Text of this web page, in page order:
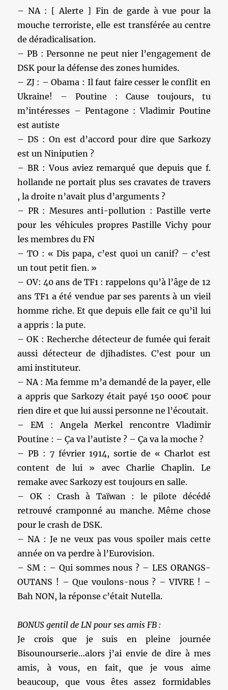
– NA : [ Alerte ] Fin de garde à vue pour la
mouche terroriste, elle est transférée au centre
de déradicalisation.
– PB : Personne ne peut nier l’engagement de
DSK pour la défense des zones humides.
– ZJ : – Obama : Il faut faire cesser le conflit en
Ukraine! – Poutine : Cause toujours, tu
m’intéresses – Pentagone : Vladimir Poutine
est autiste
– DS : On est d’accord pour dire que Sarkozy
est un Niniputien ?
– BR : Vous aviez remarqué que depuis que f.
hollande ne portait plus ses cravates de travers
, la droite n’avait plus d’arguments ?
– PR : Mesures anti-pollution : Pastille verte
pour les véhicules propres Pastille Vichy pour
les membres du FN
– TO : « Dis papa, c’est quoi un canif? – c’est
un tout petit fien. »
– OV: 40 ans de TF1 : rappelons qu’à l’âge de 12
ans TF1 a été vendue par ses parents à un vieil
homme riche. Et que depuis elle fait ce qu’il lui
a appris : la pute.
– OK : Recherche détecteur de fumée qui ferait
aussi détecteur de djihadistes. C’est pour un
ami instituteur.
– NA : Ma femme m’a demandé de la payer, elle
a appris que Sarkozy était payé 150 000€ pour
rien dire et que lui aussi personne ne l’écoutait.
– EM : Angela Merkel rencontre Vladimir
Poutine : – Ça va l’autiste ? – Ça va la moche ?
– PB : 7 février 1914, sortie de « Charlot est
content de lui » avec Charlie Chaplin. Le
remake avec Sarkozy est toujours en salle.
– OK : Crash à Taïwan : le pilote décédé
retrouvé cramponné au manche. Même chose
pour le crash de DSK.
– NA : Je ne veux pas vous spoiler mais cette
année on va perdre à l’Eurovision.
– SM : – Qui sommes nous ? – LES ORANGS-
OUTANS ! – Que voulons-nous ? – VIVRE ! –
Bah NON, la réponse c’était Nutella.
BONUS gentil de LN pour ses amis FB :
Je crois que je suis en pleine journée
Bisounourserie…alors j’ai envie de dire à mes
amis, à vous, en fait, que je vous aime
beaucoup, que vous êtes assez formidables